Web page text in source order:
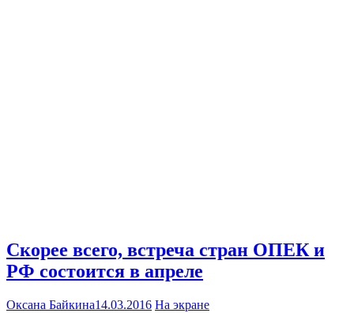
Скорее всего, встреча стран ОПЕК и
РФ состоится в апреле
Оксана Байкина14.03.2016 На экране